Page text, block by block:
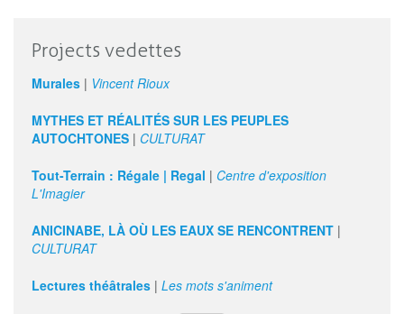
Projects vedettes
Murales | Vincent Rioux
MYTHES ET RÉALITÉS SUR LES PEUPLES
AUTOCHTONES | CULTURAT
Tout-Terrain : Régale | Regal | Centre d'exposition
L'Imagier
ANICINABE, LÀ OÙ LES EAUX SE RENCONTRENT |
CULTURAT
Lectures théâtrales | Les mots s'animent